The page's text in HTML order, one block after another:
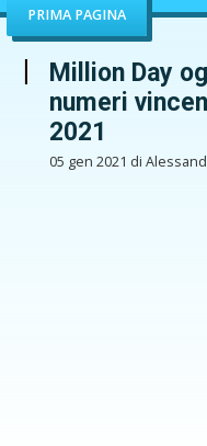
PRIMA PAGINA
Million Day
numeri
2021
05 gen 2021 di